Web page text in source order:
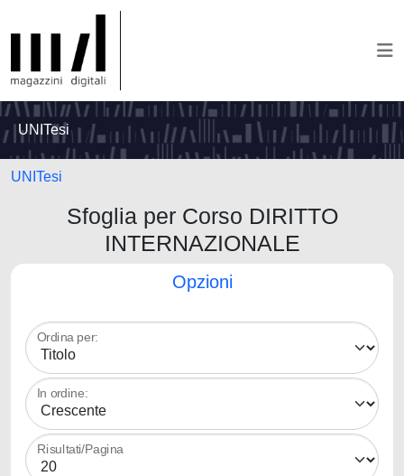
UNITesi
UNITesi
Sfoglia per Corso DIRITTO
INTERNAZIONALE
Opzioni
Ordina per:
In ordine:
Risultati/Pagina